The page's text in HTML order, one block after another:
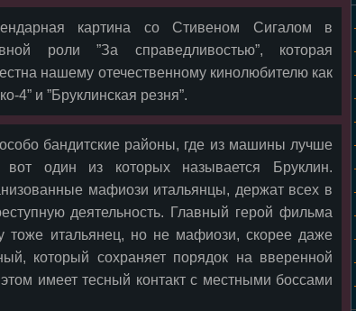
картина со Стивеном Сигалом в
роли ”За справедливостью”, которая
нашему отечественному кинолюбителю как
4” и ”Бруклинская резня”.
бандитские районы, где из машины лучше
один из которых называется Бруклин.
мафиози итальянцы, держат всех в
деятельность. Главный герой фильма
тоже итальянец, но не мафиози, скорее даже
который сохраняет порядок на вверенной
имеет тесный контакт с местными боссами